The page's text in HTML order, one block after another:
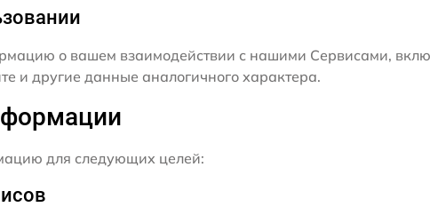
о вашем взаимодействии с нашими Сервисами,
и другие данные аналогичного характера.
для следующих целей: